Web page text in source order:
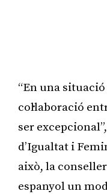
“En una
col·laboració
ser
d’Igualtat i
això, la
espanyol un